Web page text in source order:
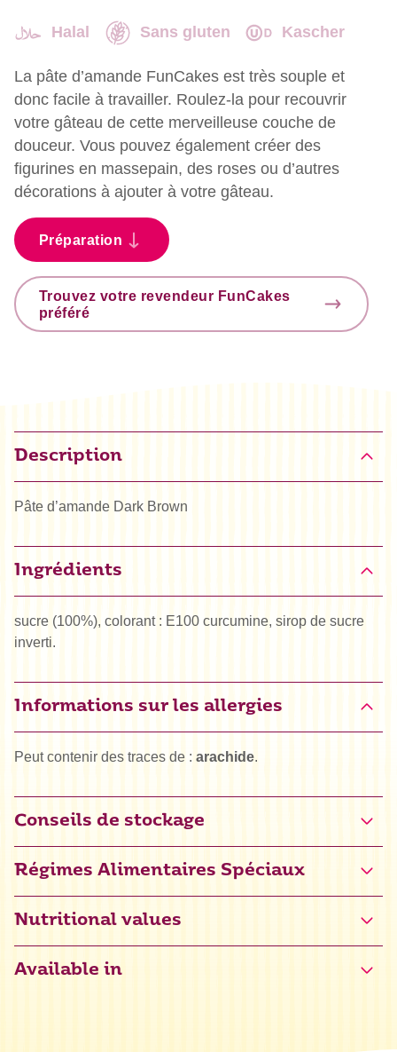
Halal Sans gluten Kascher
La pâte d’amande FunCakes est très souple et
donc facile à travailler. Roulez-la pour recouvrir
votre gâteau de cette merveilleuse couche de
douceur. Vous pouvez également créer des
figurines en massepain, des roses ou d’autres
décorations à ajouter à votre gâteau.
Préparation
Trouvez votre revendeur FunCakes
préféré
Description
Pâte d’amande Dark Brown
Ingrédients
sucre (100%), colorant : E100 curcumine, sirop de sucre
inverti.
Informations sur les allergies
Peut contenir des traces de : arachide.
Conseils de stockage
Régimes Alimentaires Spéciaux
Halal
Certifié sans gluten (NL-090-065)
Nutritional values
Available in